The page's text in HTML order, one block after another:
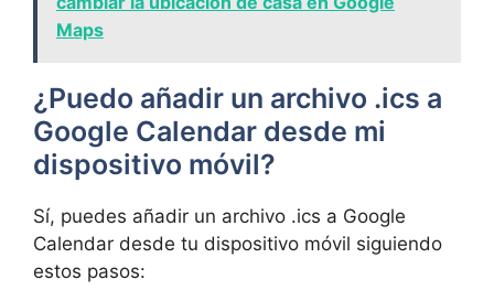
Maps
¿Puedo añadir un archivo .ics a
Google Calendar desde mi
dispositivo móvil?
Sí, puedes añadir un archivo .ics a Google
Calendar desde tu dispositivo móvil siguiendo
estos pasos: